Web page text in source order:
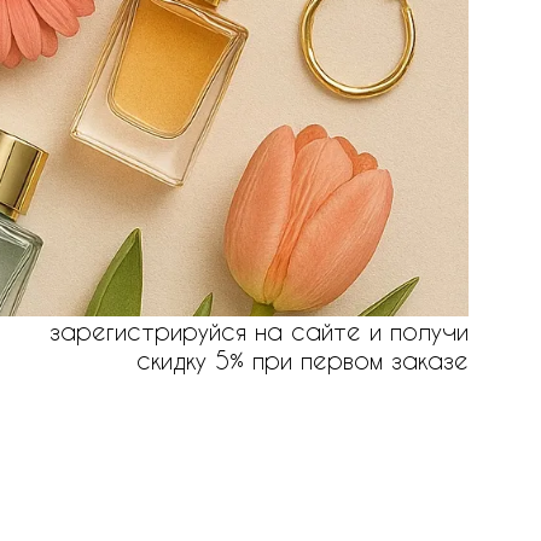
зарегистрируйся на сайте и получи
скидку 5% при первом заказе